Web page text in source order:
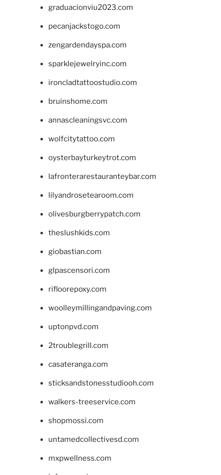
graduacionviu2023.com
pecanjackstogo.com
zengardendayspa.com
sparklejewelryinc.com
ironcladtattoostudio.com
bruinshome.com
annascleaningsvc.com
wolfcitytattoo.com
oysterbayturkeytrot.com
lafronterarestauranteybar.com
lilyandrosetearoom.com
olivesburgberrypatch.com
theslushkids.com
giobastian.com
glpascensori.com
rifloorepoxy.com
woolleymillingandpaving.com
uptonpvd.com
2troublegrill.com
casateranga.com
sticksandstonesstudiooh.com
walkers-treeservice.com
shopmossi.com
untamedcollectivesd.com
mxpwellness.com